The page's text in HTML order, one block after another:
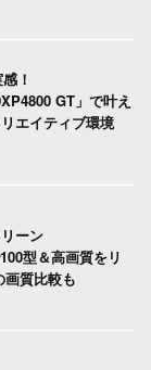
！
GT」で叶え
エイティブ環境
ーン
型＆高画質をリ
画質比較も